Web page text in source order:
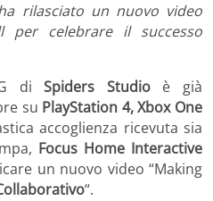
rilasciato un nuovo video
per celebrare il successo
diSpiders Studioè già
su PlayStation 4, Xbox One
accoglienza ricevuta sia
Focus Home Interactive
un nuovo video “Making
“.